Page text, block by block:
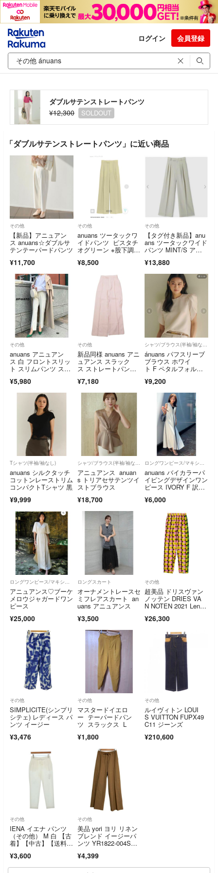
ログイン 会員登録
ダブルサテンストレートパンツ
¥12,300
SOLDOUT
「ダブルサテンストレートパンツ」に近い商品
その他
【新品】アニュアン
ス anuans☆ダブルサ
テンテーパードパンツ
¥11,700
その他
anuans ツータックワ
イドパンツ ピスタチ
オグリーン ※股下調整
¥8,500
その他
【タグ付き新品】anu
ans ツータックワイド
パンツ MINT/S アニ
¥13,880
その他
anuans アニュアン
ス 白 フロントスリッ
ト スリムパンツ スト
¥5,980
その他
新品同様 anuans アニ
ュアンス スラック
ス ストレートパン
ク センタープレ
ス S ピンク レディー
ス 古着 中古 USED
¥7,180
シャツ/ブラウス(半袖/袖なし)
ánuans パフスリーブ
ブラウス ホワイ
ト F ペタルフォルム
¥9,200
Tシャツ(半袖/袖なし)
anuans シルクタッチ
コットンレーストリム
コンパクトTシャツ 黒
¥9,999
シャツ/ブラウス(半袖/袖なし)
アニュアンス anuan
s トリアセサテンツイ
ストブラウス
¥18,700
ロングワンピース/マキシワンピース
anuans バイカラーパ
イピングデザインワン
ピース IVORY F 訳あ
¥6,000
ロングワンピース/マキシワンピース
アニュアンス♡ブーケ
メロウジャガードワン
ピース
¥25,000
ロングスカート
オーナメントレースセ
ミフレアスカート an
uans アニュアンス
¥3,500
その他
超美品 ドリスヴァン
ノッテン DRIES VA
N NOTEN 2021 LenLy
ント 総柄 テーパー
ディース
¥26,300
その他
SIMPLICITE(シンプリ
シテェ) レディース パ
ンツ イージー
¥3,476
その他
マスタードイエロ
ー テーパードパン
ツ スラックス L
¥1,800
その他
ルイヴィトン LOUI
S VUITTON FUPX49
C11 ジーンズ
¥210,600
その他
IENA イエナ パンツ
（その他） M 白 【古
着】【中古】【送料無
¥3,600
その他
美品 yori ヨリ リネン
ブレンド イージーパ
ンツ YR1822-004S
ン レディース 古着 中
古 USED
¥4,399